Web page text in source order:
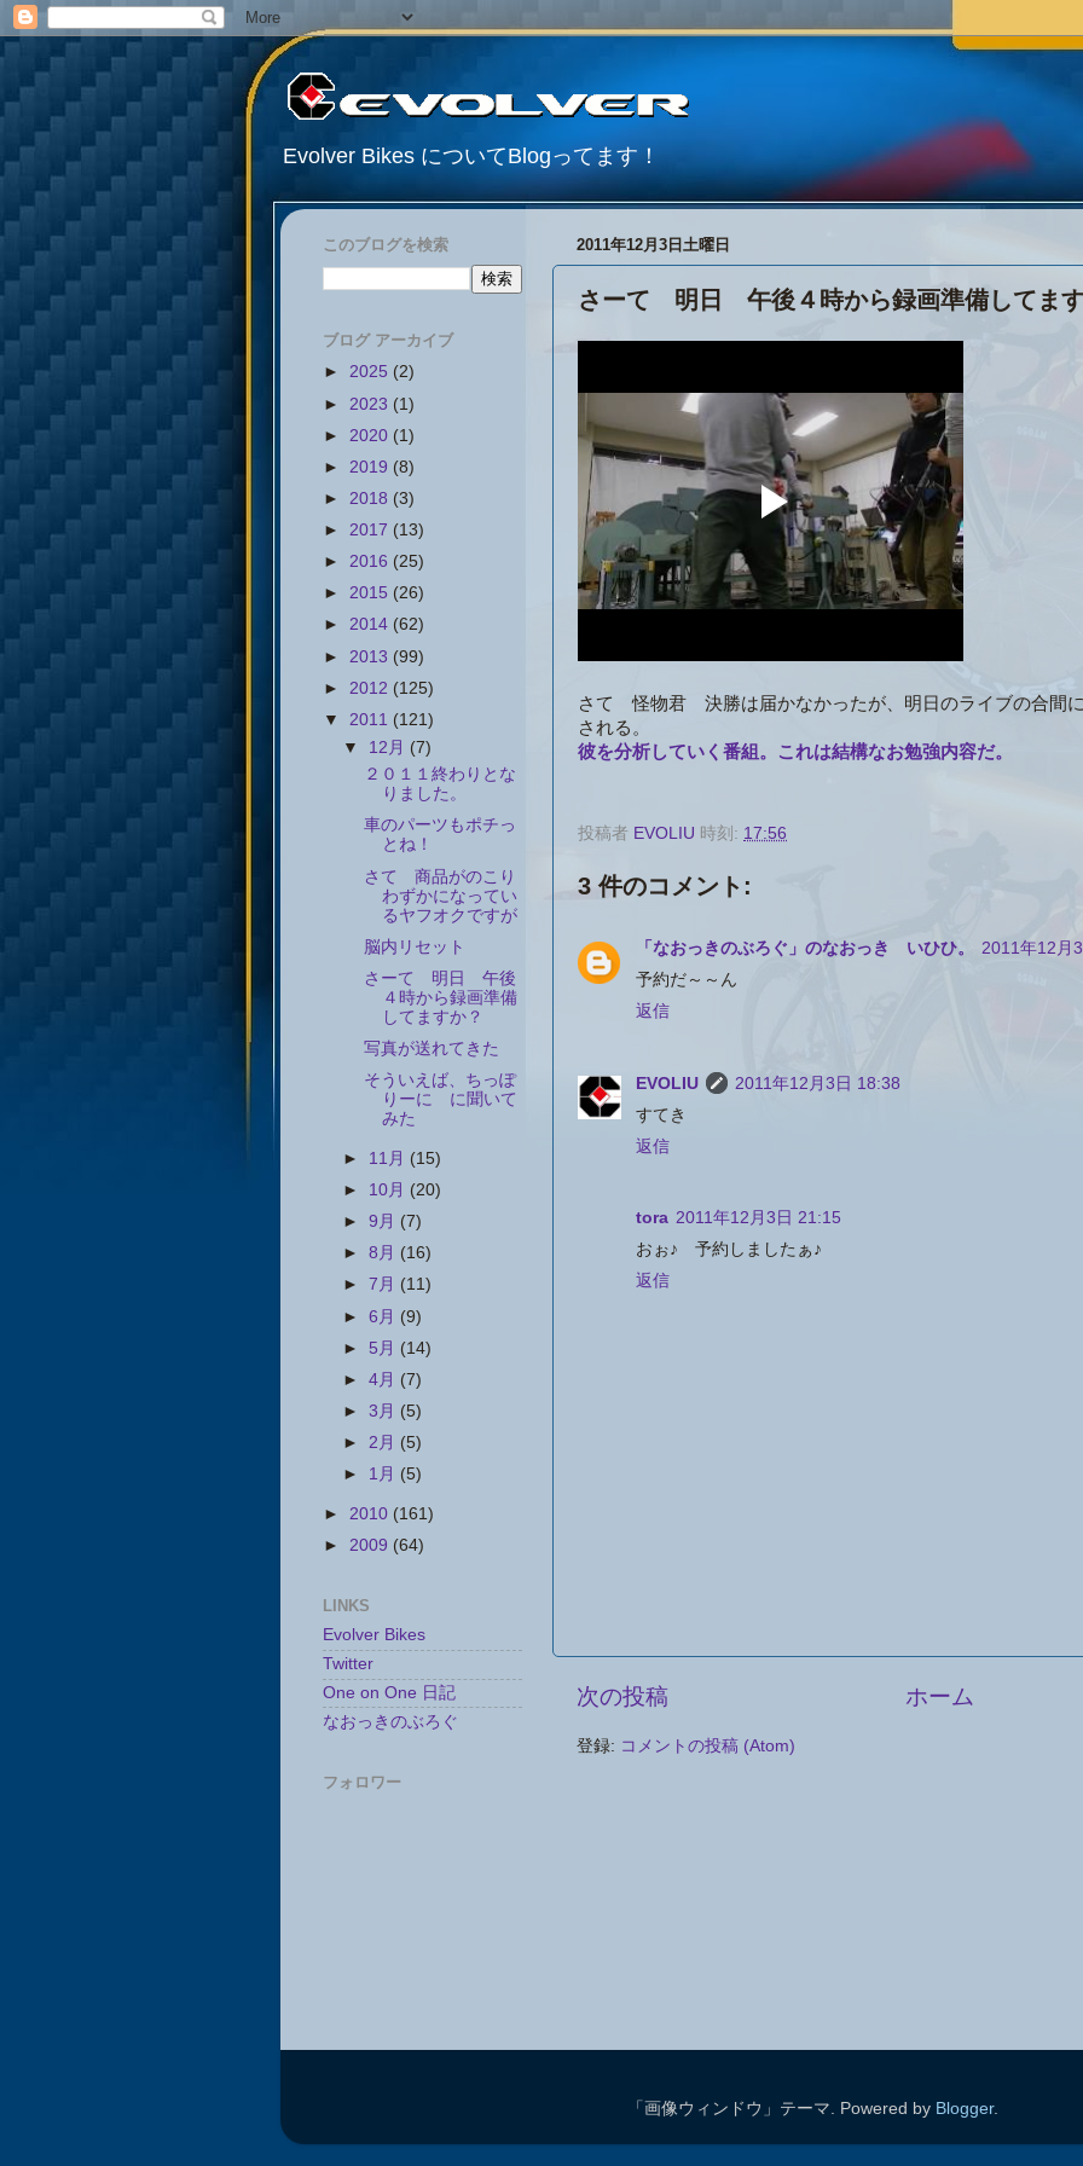
Evolver Bikes についてBlogってます！
2011年12月3日土曜日
さーて 明日 午後４時から録画準備してま
さて 怪物君 決勝は届かなかったが、明日のライブの合間
される。
彼を分析していく番組。これは結構なお勉強内容だ。
投稿者 EVOLIU 時刻: 17:56
3 件のコメント:
「なおっきのぶろぐ」のなおっき いひひ。
2011年12月
予約だ～～ん
返信
EVOLIU
2011年12月3日 18:38
すてき
返信
tora 2011年12月3日 21:15
おぉ♪ 予約しましたぁ♪
返信
次の投稿 ホーム
登録: コメントの投稿 (Atom)
このブログを検索
ブログ アーカイブ
► 2025 (2)
► 2023 (1)
► 2020 (1)
► 2019 (8)
► 2018 (3)
► 2017 (13)
► 2016 (25)
► 2015 (26)
► 2014 (62)
► 2013 (99)
► 2012 (125)
▼ 2011 (121)
▼ 12月 (7)
２０１１終わりとな
りました。
車のパーツもポチっ
とね！
さて 商品がのこり
わずかになってい
るヤフオクですが
脳内リセット
さーて 明日 午後
４時から録画準備
してますか？
写真が送れてきた
そういえば、ちっぽ
りーに に聞いて
みた
► 11月 (15)
► 10月 (20)
►9月 (7)
►8月 (16)
►7月 (11)
►6月 (9)
► 5月 (14)
►4月 (7)
►3月 (5)
►2月 (5)
► 1月 (5)
► 2010 (161)
► 2009 (64)
LINKS
Evolver Bikes
Twitter
One on One 日記
なおっきのぶろぐ
フォロワー
「画像ウィンドウ」テーマ. Powered by Blogger.